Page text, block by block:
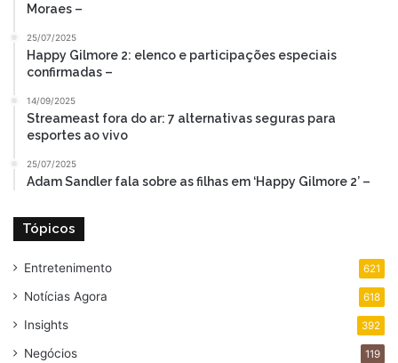
Moraes –
25/07/2025
Happy Gilmore 2: elenco e participações especiais
confirmadas –
14/09/2025
Streameast fora do ar: 7 alternativas seguras para
esportes ao vivo
25/07/2025
Adam Sandler fala sobre as filhas em ‘Happy Gilmore 2’ –
Tópicos
Entretenimento 621
Notícias Agora 618
Insights 392
Negócios 119